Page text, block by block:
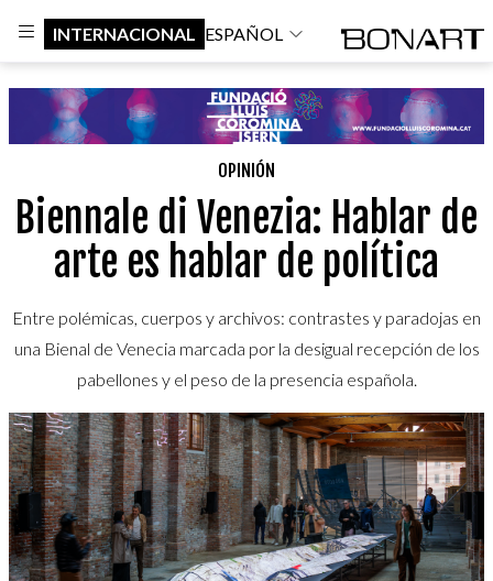
INTERNACIONAL ESPAÑOL
OPINIÓN
Biennale di Venezia: Hablar de
arte es hablar de política
Entre polémicas, cuerpos y archivos: contrastes y paradojas en
una Bienal de Venecia marcada por la desigual recepción de los
pabellones y el peso de la presencia española.